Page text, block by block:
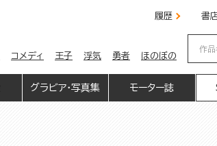
履歴 書
コメディ 王子 浮気 勇者 ほのぼの
グラビア・写真集 モーター誌